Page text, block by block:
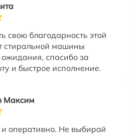
свою благодарность этой
стиральной машины
спасибо за
и быстрое исполнение.
Максим
оперативно. Не выбирай